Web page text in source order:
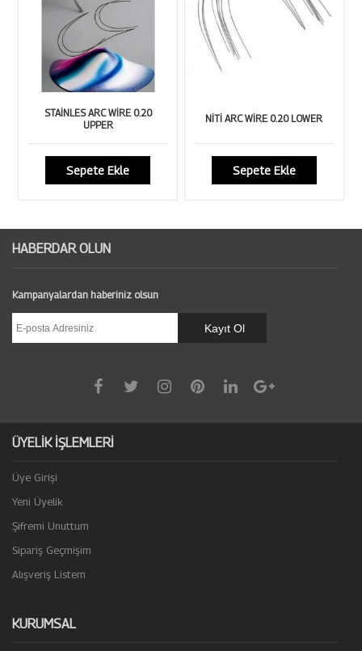
STAİNLES ARC WİRE 0.20
UPPER
Sepete Ekle
NİTİ ARC WİRE 0.20 LOWER
Sepete Ekle
HABERDAR OLUN
Kampanyalardan haberiniz olsun
ÜYELİK İŞLEMLERİ
Üye Girişi
Yeni Üyelik
Şifremi Unuttum
Sipariş Geçmişim
Alışveriş Listem
KURUMSAL